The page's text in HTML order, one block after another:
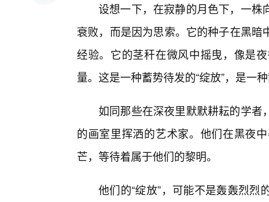
设想一下，在寂静的月色下，一株
衰败，而是因为思索。它的种子在黑
经验。它的茎秆在微风中摇曳，像是
量。这是一种蓄势待发的“绽放”，是一
如同那些在深夜里默默耕耘的学者
的画室里挥洒的艺术家。他们在黑夜
芒，等待着属于他们的黎明。
他们的“绽放”，可能不是轰轰烈